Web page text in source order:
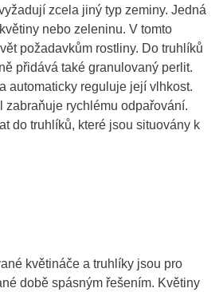
zcela jiný typ zeminy. Jedná
nebo zeleninu. V tomto
požadavkům rostliny. Do truhlíků
přidává také granulovaný perlit.
automaticky reguluje její vlhkost.
zabraňuje rychlému odpařování.
do truhlíků, které jsou situovány k
květináče a truhlíky jsou pro
době spásným řešením. Květiny